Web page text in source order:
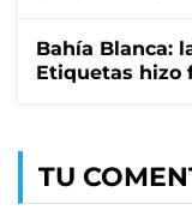
Bahía Blanca:
Etiquetas hizo
TU